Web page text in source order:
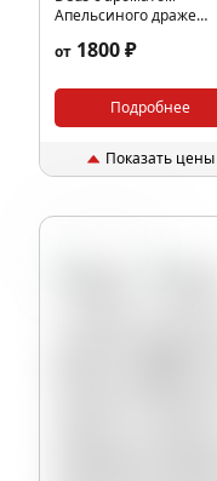
Апельсиного драже
от 1800 ₽
Подробнее
Показать цены